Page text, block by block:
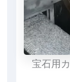
宝石用